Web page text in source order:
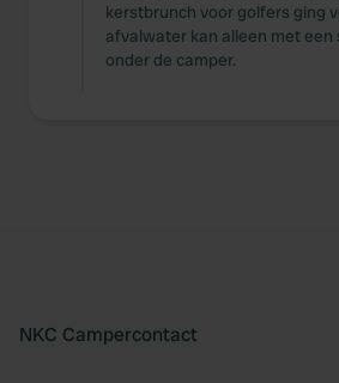
kerstbrunch voor golfers ging
afvalwater kan alleen met een
onder de camper.
NKC Campercontact